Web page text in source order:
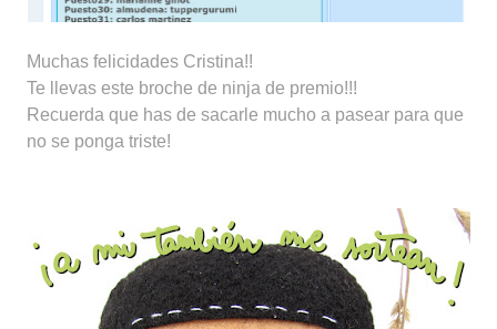
Muchas felicidades Cristina!!
Te llevas este broche de ninja de premio!!!
Recuerda que has de sacarle mucho a pasear para que
no se ponga triste!